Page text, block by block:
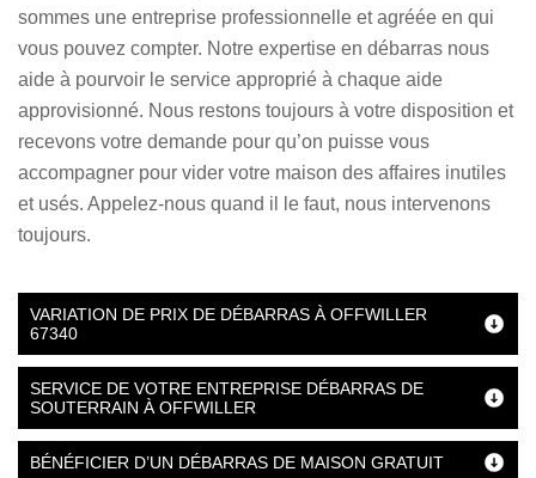
sommes une entreprise professionnelle et agréée en qui
vous pouvez compter. Notre expertise en débarras nous
aide à pourvoir le service approprié à chaque aide
approvisionné. Nous restons toujours à votre disposition et
recevons votre demande pour qu’on puisse vous
accompagner pour vider votre maison des affaires inutiles
et usés. Appelez-nous quand il le faut, nous intervenons
toujours.
VARIATION DE PRIX DE DÉBARRAS À OFFWILLER
67340
SERVICE DE VOTRE ENTREPRISE DÉBARRAS DE
SOUTERRAIN À OFFWILLER
BÉNÉFICIER D’UN DÉBARRAS DE MAISON GRATUIT